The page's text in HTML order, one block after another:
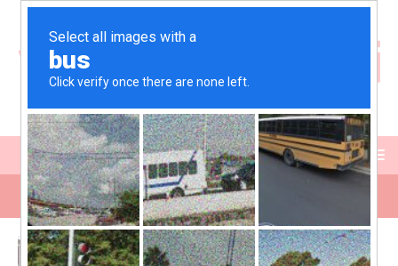
Hyra förråd i Norrtälje – när gårdens
utrymmen inte räcker till